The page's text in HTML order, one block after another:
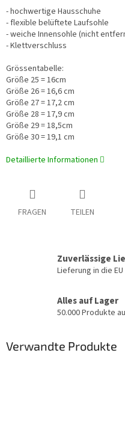
-hochwertige Hausschuhe
- flexible belüftete Laufsohle
- weiche Innensohle (nicht
- Klettverschluss
Grössentabelle:
Größe 25 = 16cm
Größe 26 = 16,6 cm
Größe 27 = 17,2 cm
Größe 28 = 17,9 cm
Größe 29 = 18,5cm
Größe 30 = 19,1 cm
Detaillierte Informationen
FRAGEN TEILEN
Zuverlässige
Lieferung in die EU
Alles auf Lager
50.000 Produkte
Verwandte Produkte